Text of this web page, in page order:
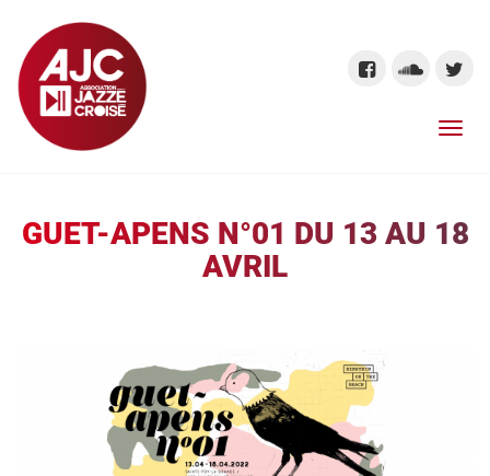
GUET-APENS N°01 DU 13 AU 18
AVRIL